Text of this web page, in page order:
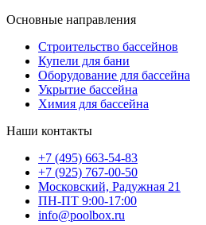
Основные направления
Строительство бассейнов
Купели для бани
Оборудование для бассейна
Укрытие бассейна
Химия для бассейна
Наши контакты
+7 (495) 663-54-83
+7 (925) 767-00-50
Московский, Радужная 21
ПН-ПТ 9:00-17:00
info@poolbox.ru